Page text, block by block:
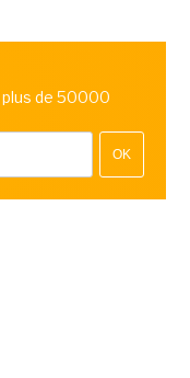
de 50000
OK